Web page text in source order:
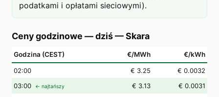
podatkami i opłatami sieciowymi).
Ceny godzinowe — dziś—Skara
Godzina (CEST) €/MWh €/kWh
02:00 € 3.25
€ 0.0032
03:00 ← najtańszy € 3.13
€ 0.0031